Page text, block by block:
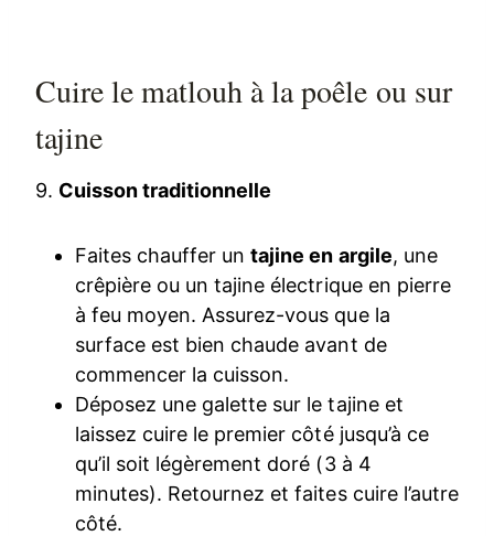
Cuire le matlouh à la poêle ou sur
tajine
9. Cuisson traditionnelle
Faites chauffer untajine en argile, une
crêpière ou un tajine électrique en pierre
à feu moyen. Assurez-vous que la
surface est bien chaude avant de
commencer la cuisson.
Déposez une galette sur le tajine et
laissez cuire le premier côté jusqu’à ce
qu’il soit légèrement doré (3 à 4
minutes). Retournez et faites cuire l’autre
côté.